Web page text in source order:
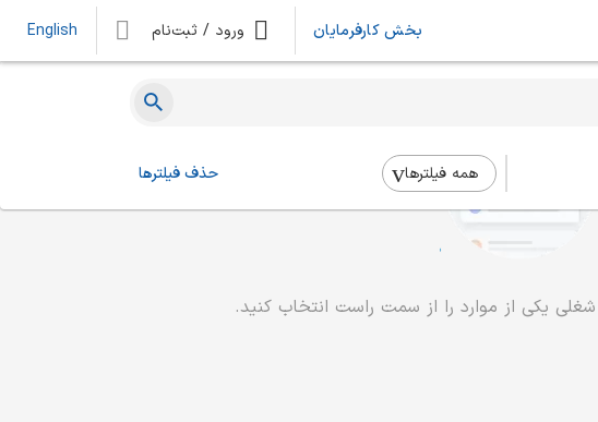
بخش کارفرمایان ورود / ثبت‌نام English
همه فیلتر‌ها حذف فیلترها
یکی از موارد را از سمت راست انتخاب کنید.